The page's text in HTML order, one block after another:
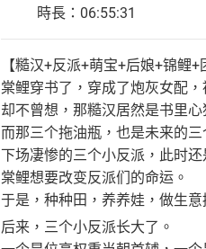
時長：06:55:31
【糙汉+反派+萌宝+后娘+锦鲤+
棠鲤穿书了，穿成了炮灰女配
却不曾想，那糙汉居然是书里心
而那三个拖油瓶，也是未来的
下场凄惨的三个小反派，此时
棠鲤想要改变反派们的命运。
于是，种种田，养养娃，做生
后来，三个小反派长大了。